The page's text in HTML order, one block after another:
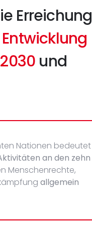
Erreichung
und
Nationen bedeutet
an den zehn
Menschenrechte,
allgemein